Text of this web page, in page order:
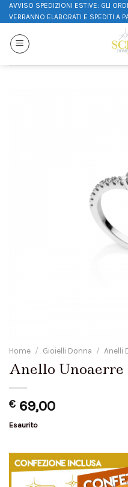
AVVISO SPEDIZIONI ESTIVE: GLI
VERRANNO ELABORATI E SPEDITI A
Home / Gioielli Donna / Anelli
Anello Unoaerre
€ 69,00
Esaurito